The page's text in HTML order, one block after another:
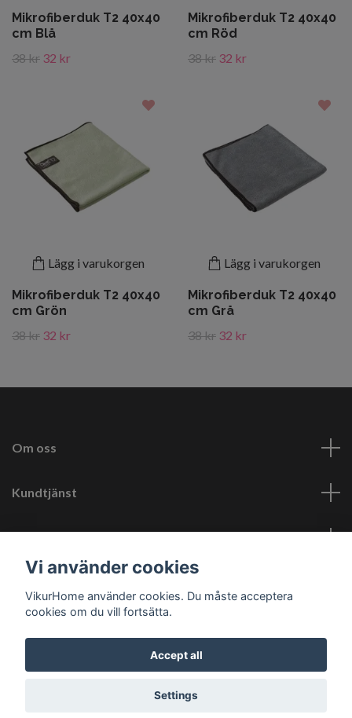
Mikrofiberduk T2 40x40
cm Blå
38 kr 32 kr
Mikrofiberduk T2 40x40
cm Röd
38 kr 32 kr
Lägg i varukorgen
Mikrofiberduk T2 40x40
cm Grön
38 kr 32 kr
Lägg i varukorgen
Mikrofiberduk T2 40x40
cm Grå
38 kr 32 kr
Om oss
Kundtjänst
Läs mer
© 2026 Vikur Home
Vi använder cookies
VikurHome använder cookies. Du måste acceptera
cookies om du vill fortsätta.
Accept all
Settings